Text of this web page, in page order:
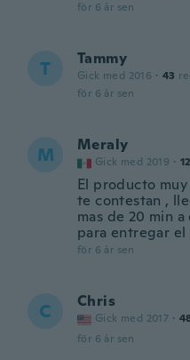
för 6 år sen
T Tammy
Gick med 2016 · 43
för 6 år sen
M Meraly
Gick med 2019 · 12
El producto
te contestan ,
mas de 20 min
para entregar
för 6 år sen
C Chris
Gick med 2017 ·
för 6 år sen